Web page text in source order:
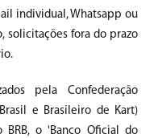
individual, Whatsapp ou
solicitações fora do prazo
pela Confederação
e Brasileiro de Kart)
o 'Banco Oficial do